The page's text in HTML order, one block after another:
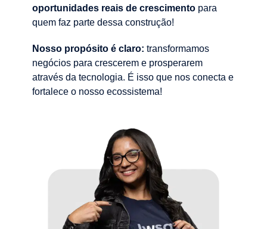
oportunidades reais de crescimento para
quem faz parte dessa construção!
Nosso propósito é claro: transformamos
negócios para crescerem e prosperarem
através da tecnologia. É isso que nos conecta e
fortalece o nosso ecossistema!